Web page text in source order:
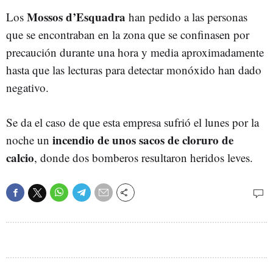
Los Mossos d’Esquadra han pedido a las personas
que se encontraban en la zona que se confinasen por
precaución durante una hora y media aproximadamente
hasta que las lecturas para detectar monóxido han dado
negativo.
Se da el caso de que esta empresa sufrió el lunes por la
noche un incendio de unos sacos de cloruro de
calcio, donde dos bomberos resultaron heridos leves.